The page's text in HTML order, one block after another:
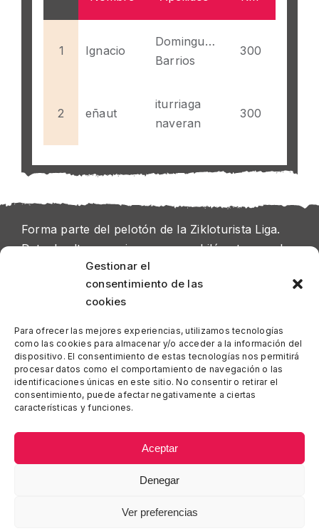
Gestionar el
consentimiento de las
cookies
Para ofrecer las mejores experiencias, utilizamos tecnologías
como las cookies para almacenar y/o acceder a la información del
dispositivo. El consentimiento de estas tecnologías nos permitirá
procesar datos como el comportamiento de navegación o las
identificaciones únicas en este sitio. No consentir o retirar el
consentimiento, puede afectar negativamente a ciertas
características y funciones.
Aceptar
Denegar
Ver preferencias
1 Ignacio
Dominguez
Barrios
300
2 eñaut
iturriaga
naveran
300
Forma parte del pelotón de la Zikloturista Liga.
Date de alta y empieza a sumar kilómetros en las
siguientes pruebas. Podrás ganar interesantes
AREA PERSONAL
UNA INICIATIVA DE LA
FEDERACIÓN BIZKAINA DE